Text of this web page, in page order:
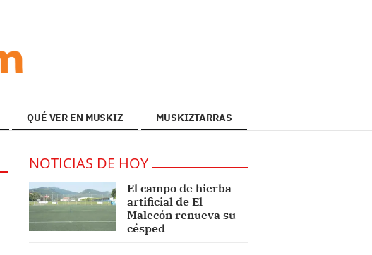
QUÉ VER EN MUSKIZ MUSKIZTARRAS
NOTICIAS DE HOY
El campo de hierba
artificial de El
Malecón renueva su
césped